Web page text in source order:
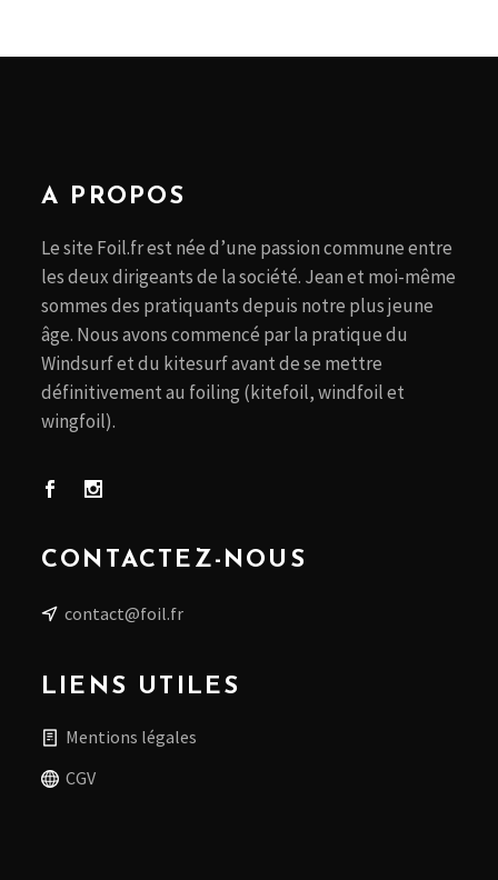
A PROPOS
Le site Foil.fr est née d’une passion commune entre
les deux dirigeants de la société. Jean et moi-même
sommes des pratiquants depuis notre plus jeune
âge. Nous avons commencé par la pratique du
Windsurf et du kitesurf avant de se mettre
définitivement au foiling (kitefoil, windfoil et
wingfoil).
CONTACTEZ-NOUS
contact@foil.fr
LIENS UTILES
Mentions légales
CGV